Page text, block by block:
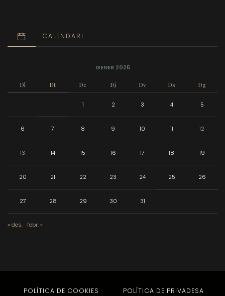
CALENDARI
GENER 2025
Dl Dt Dc Dj Dv Ds Dg
1 2 3 4 5
6 7 8 9 10 11 12
13 14 15 16 17 18 19
20 21 22 23 24 25 26
27 28 29 30 31
« des. febr. »
POLÍTICA DE COOKIES POLÍTICA DE PRIVADESA